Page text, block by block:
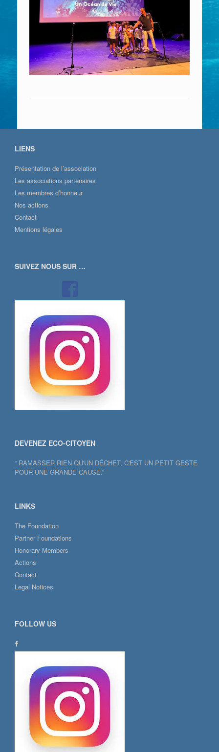
LIENS
Présentation de l’association
Les associations partenaires
Les membres d’honneur
Nos actions
Contact
Mentions légales
SUIVEZ NOUS SUR …
DEVENEZ ECO-CITOYEN
“ RAMASSER RIEN QU'UN DÉCHET, C'EST UN PETIT GESTE
POUR UNE GRANDE CAUSE.”
LINKS
The Foundation
Partner Foundations
Honorary Members
Actions
Contact
Legal Notices
FOLLOW US